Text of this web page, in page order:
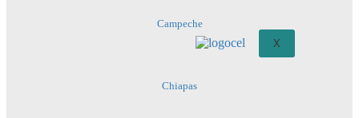
X
Campeche
Chiapas